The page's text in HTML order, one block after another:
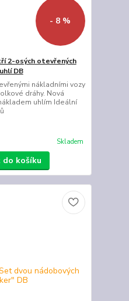
- 8 %
2-osých otevřených
DB
nákladními vozy
dráhy. Nová
uhlím Ideální
Skladem
do košíku